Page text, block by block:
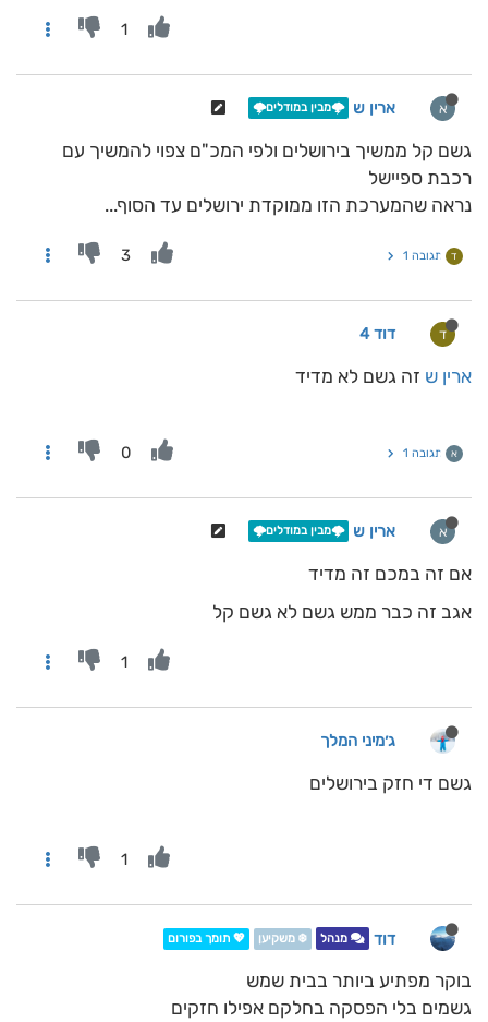
1
א ארין ש 🌩️מבין במודלים🌩️
גשם קל ממשיך בירושלים ולפי המכ"ם צפוי להמשיך עם
רכבת ספיישל
נראה שהמערכת הזו ממוקדת ירושלים עד הסוף...
ד תגובה 1 3
ד דוד 4
ארין ש זה גשם לא מדיד
א תגובה 1 0
א ארין ש 🌩️מבין במודלים🌩️
אם זה במכם זה מדיד
אגב זה כבר ממש גשם לא גשם קל
1
ג׳מיני המלך
גשם די חזק בירושלים
1
דוד מנהל ❄️ משקיען 💖 תומך בפורום
בוקר מפתיע ביותר בבית שמש
גשמים בלי הפסקה בחלקם אפילו חזקים